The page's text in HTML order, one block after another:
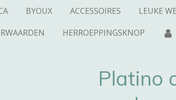
BYOUX ACCESSOIRES LEUKE
HERROEPPINGSKNOP
Platino